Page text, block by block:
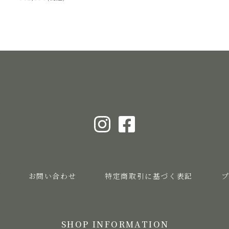
お問い合わせ 特定商取引に基づく表記
SHOP INFORMATION